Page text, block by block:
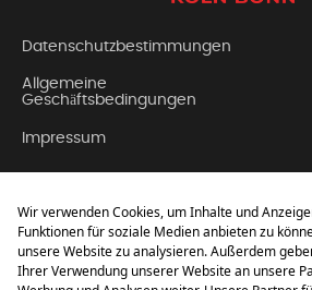
Datenschutzbestimmungen
Allgemeine
Geschäftsbedingungen
Impressum
Über Uns
FAQ (Häufig gestellte